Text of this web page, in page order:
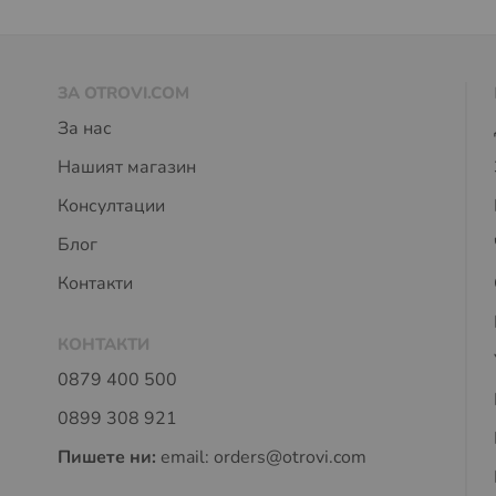
ЗА OTROVI.COM
За нас
Нашият магазин
Консултации
Блог
Контакти
КОНТАКТИ
0879 400 500
0899 308 921
Пишете ни: email: orders@otrovi.com